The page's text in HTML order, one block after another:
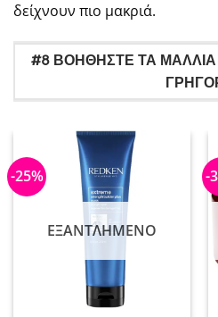
δείχνουν πιο μακριά.
#8 ΒΟΗΘΗΣΤΕ ΤΑ
-25%
ΕΞΑΝΤΛΗΜΈΝΟ
-